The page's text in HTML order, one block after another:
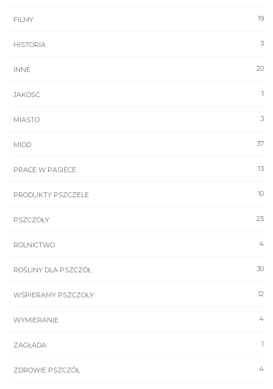
19
FILMY
3
HISTORIA
20
INNE
1
JAKOŚĆ
3
MIASTO
37
MIÓD
13
PRACE W PASIECE
10
PRODUKTY PSZCZELE
25
PSZCZOŁY
4
ROLNICTWO
30
ROŚLINY DLA PSZCZÓŁ
12
WSPIERAMY PSZCZOŁY
4
WYMIERANIE
1
ZAGŁADA
4
ZDROWIE PSZCZÓŁ